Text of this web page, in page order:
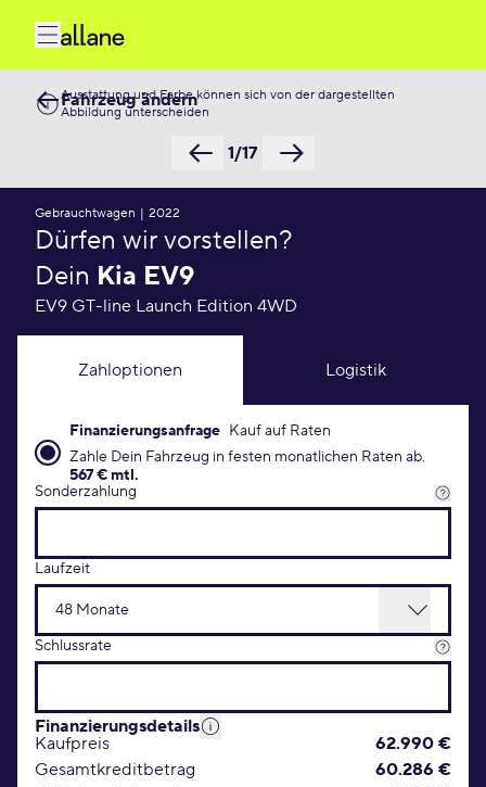
Ausstattung und Farbe können sich von der dargestellten
Abbildung unterscheiden
1/17
Fahrzeug ändern
Gebrauchtwagen | 2022
Dürfen wir vorstellen?
Dein Kia EV9
EV9 GT-line Launch Edition 4WD
Zahloptionen Logistik
Finanzierungsanfrage Konditionen
Finanzierungsanfrage Kauf auf Raten
Zahle Dein Fahrzeug in festen monatlichen Raten ab.
567 € mtl.
Sonderzahlung
Laufzeit
Schlussrate
Finanzierungsdetails
Kaufpreis
62.990 €
Gesamtkreditbetrag
60.286 €